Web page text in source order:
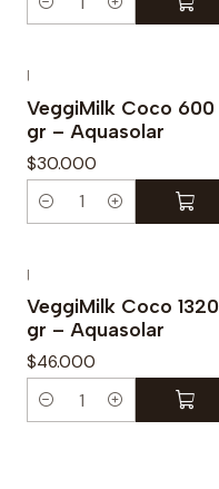
n
t
i
d
d
|
VeggiMilk Coco 600
gr – Aquasolar
$30.000
n
t
i
d
d
|
VeggiMilk Coco 1320
gr – Aquasolar
$46.000